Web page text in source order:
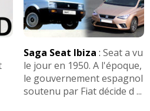
Saga Seat Ibiza : Seat a vu
le jour en 1950. A l'époque,
le gouvernement espagnol
soutenu par Fiat décide d ...